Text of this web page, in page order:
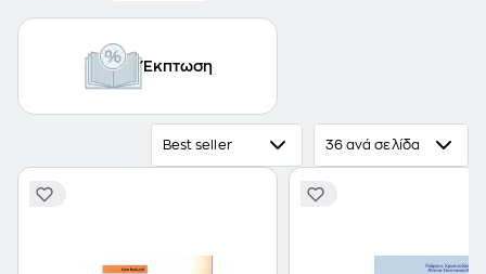
Έκπτωση
Best seller 36 ανά σελίδα